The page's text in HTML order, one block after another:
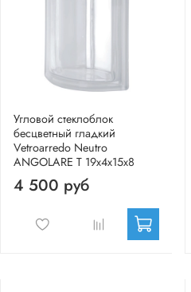
Угловой стеклоблок
бесцветный гладкий
Vetroarredo Neutro
ANGOLARE T 19x4x15x8
4 500 руб